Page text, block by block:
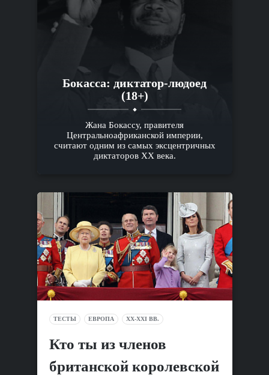
Бокасса: диктатор-людоед
(18+)
Жана Бокассу, правителя
Центральноафриканской империи,
считают одним из самых эксцентричных
диктаторов XX века.
ТЕСТЫ ЕВРОПА XX-XXI ВВ.
Кто ты из членов
британской королевской